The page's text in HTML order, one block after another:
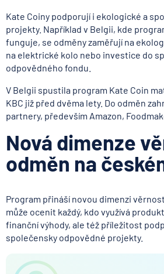
Kate Coiny podporují i ekologické a
projekty. Například v Belgii, kde
funguje, se odměny zaměřují na
na elektrické kolo nebo investice do
odpovědného fondu.
V Belgii spustila program Kate Coin
KBC již před dvěma lety. Do odměn
partnery, především Amazon,
Nová dimenze
odměn na
Program přináší novou dimenzi
může ocenit každý, kdo využívá
finanční výhody, ale též příležitost
společensky odpovědné projekty.